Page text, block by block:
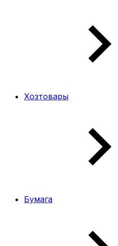
Хозтовары
Бумага